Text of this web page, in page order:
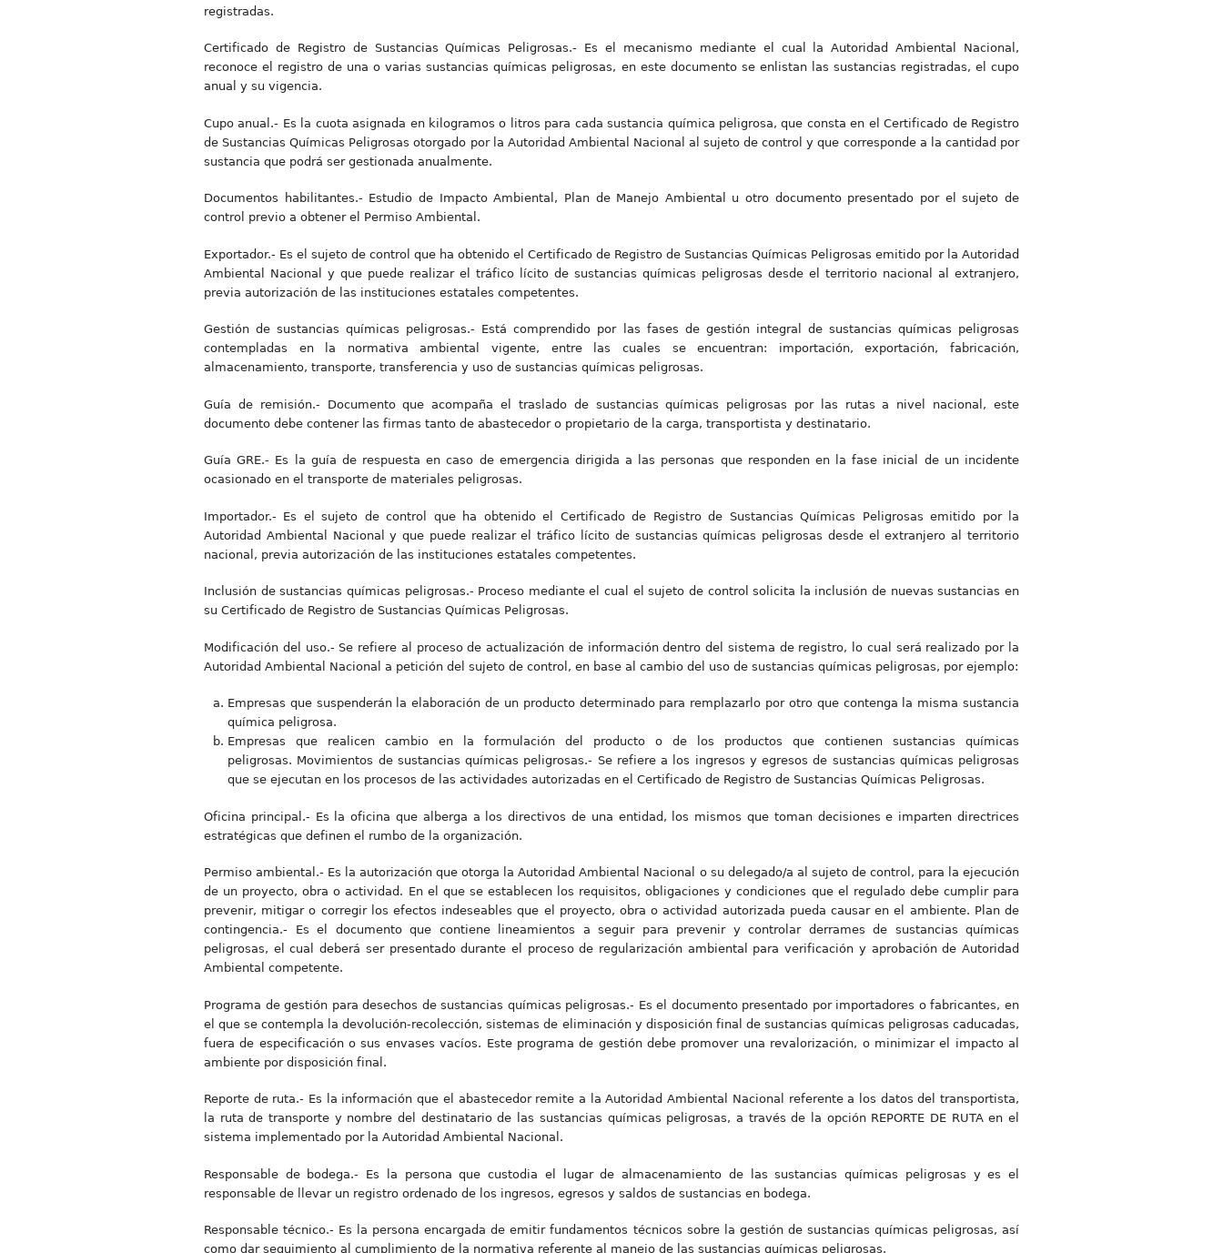
registradas.
Certificado de Registro de Sustancias Químicas Peligrosas.- Es el mecanismo mediante el cual la Autoridad Ambiental Nacional,
reconoce el registro de una o varias sustancias químicas peligrosas, en este documento se enlistan las sustancias registradas, el cupo
anual y su vigencia.
Cupo anual.- Es la cuota asignada en kilogramos o litros para cada sustancia química peligrosa, que consta en el Certificado de Registro
de Sustancias Químicas Peligrosas otorgado por la Autoridad Ambiental Nacional al sujeto de control y que corresponde a la cantidad por
sustancia que podrá ser gestionada anualmente.
Documentos habilitantes.- Estudio de Impacto Ambiental, Plan de Manejo Ambiental u otro documento presentado por el sujeto de
control previo a obtener el Permiso Ambiental.
Exportador.- Es el sujeto de control que ha obtenido el Certificado de Registro de Sustancias Químicas Peligrosas emitido por la Autoridad
Ambiental Nacional y que puede realizar el tráfico lícito de sustancias químicas peligrosas desde el territorio nacional al extranjero,
previa autorización de las instituciones estatales competentes.
Gestión de sustancias químicas peligrosas.- Está comprendido por las fases de gestión integral de sustancias químicas peligrosas
contempladas en la normativa ambiental vigente, entre las cuales se encuentran: importación, exportación, fabricación,
almacenamiento, transporte, transferencia y uso de sustancias químicas peligrosas.
Guía de remisión.- Documento que acompaña el traslado de sustancias químicas peligrosas por las rutas a nivel nacional, este
documento debe contener las firmas tanto de abastecedor o propietario de la carga, transportista y destinatario.
Guía GRE.- Es la guía de respuesta en caso de emergencia dirigida a las personas que responden en la fase inicial de un incidente
ocasionado en el transporte de materiales peligrosas.
Importador.- Es el sujeto de control que ha obtenido el Certificado de Registro de Sustancias Químicas Peligrosas emitido por la
Autoridad Ambiental Nacional y que puede realizar el tráfico lícito de sustancias químicas peligrosas desde el extranjero al territorio
nacional, previa autorización de las instituciones estatales competentes.
Inclusión de sustancias químicas peligrosas.- Proceso mediante el cual el sujeto de control solicita la inclusión de nuevas sustancias en
su Certificado de Registro de Sustancias Químicas Peligrosas.
Modificación del uso.- Se refiere al proceso de actualización de información dentro del sistema de registro, lo cual será realizado por la
Autoridad Ambiental Nacional a petición del sujeto de control, en base al cambio del uso de sustancias químicas peligrosas, por ejemplo:
Empresas que suspenderán la elaboración de un producto determinado para remplazarlo por otro que contenga la misma sustancia
química peligrosa.
Empresas que realicen cambio en la formulación del producto o de los productos que contienen sustancias químicas
peligrosas. Movimientos de sustancias químicas peligrosas.- Se refiere a los ingresos y egresos de sustancias químicas peligrosas
que se ejecutan en los procesos de las actividades autorizadas en el Certificado de Registro de Sustancias Químicas Peligrosas.
Oficina principal.- Es la oficina que alberga a los directivos de una entidad, los mismos que toman decisiones e imparten directrices
estratégicas que definen el rumbo de la organización.
Permiso ambiental.- Es la autorización que otorga la Autoridad Ambiental Nacional o su delegado/a al sujeto de control, para la ejecución
de un proyecto, obra o actividad. En el que se establecen los requisitos, obligaciones y condiciones que el regulado debe cumplir para
prevenir, mitigar o corregir los efectos indeseables que el proyecto, obra o actividad autorizada pueda causar en el ambiente. Plan de
contingencia.- Es el documento que contiene lineamientos a seguir para prevenir y controlar derrames de sustancias químicas
peligrosas, el cual deberá ser presentado durante el proceso de regularización ambiental para verificación y aprobación de Autoridad
Ambiental competente.
Programa de gestión para desechos de sustancias químicas peligrosas.- Es el documento presentado por importadores o fabricantes, en
el que se contempla la devolución-recolección, sistemas de eliminación y disposición final de sustancias químicas peligrosas caducadas,
fuera de especificación o sus envases vacíos. Este programa de gestión debe promover una revalorización, o minimizar el impacto al
ambiente por disposición final.
Reporte de ruta.- Es la información que el abastecedor remite a la Autoridad Ambiental Nacional referente a los datos del transportista,
la ruta de transporte y nombre del destinatario de las sustancias químicas peligrosas, a través de la opción REPORTE DE RUTA en el
sistema implementado por la Autoridad Ambiental Nacional.
Responsable de bodega.- Es la persona que custodia el lugar de almacenamiento de las sustancias químicas peligrosas y es el
responsable de llevar un registro ordenado de los ingresos, egresos y saldos de sustancias en bodega.
Responsable técnico.- Es la persona encargada de emitir fundamentos técnicos sobre la gestión de sustancias químicas peligrosas, así
como dar seguimiento al cumplimiento de la normativa referente al manejo de las sustancias químicas peligrosas.